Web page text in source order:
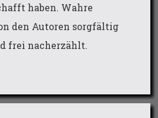
haben. Wahre
den Autoren sorgfältig
frei nacherzählt.